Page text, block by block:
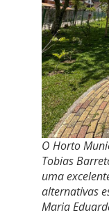
O Horto
Tobias
uma
alternativas
Maria